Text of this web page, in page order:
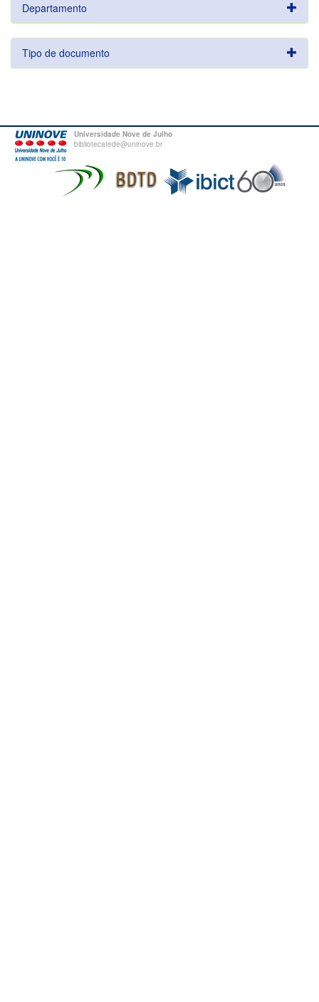
Departamento
Tipo de documento
Universidade Nove de Julho
bibliotecatede@uninove.br